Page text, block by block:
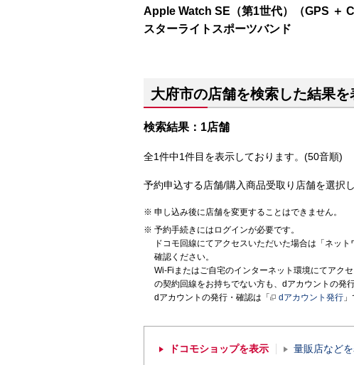
Apple Watch SE（第1世代）（GPS ＋
スターライトスポーツバンド
大府市の店舗を検索した結果
検索結果：1店舗
全1件中1件目を表示しております。(50音順)
予約申込する店舗/購入商品受取り店舗を選択し
申し込み後に店舗を変更することはできません。
予約手続きにはログインが必要です。
ドコモ回線にてアクセスいただいた場合は「ネッ
確認ください。
Wi-Fiまたはご自宅のインターネット環境にてアク
の契約回線をお持ちでない方も、dアカウントの発行
dアカウントの発行・確認は「
dアカウント発行
ドコモショップを表示 量販店など